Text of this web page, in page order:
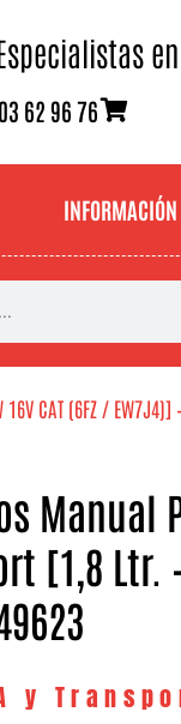
62 96 76
INFORMACIÓN
CAT (6FZ / EW7J4)]
Manual
[1,8 Ltr.
y